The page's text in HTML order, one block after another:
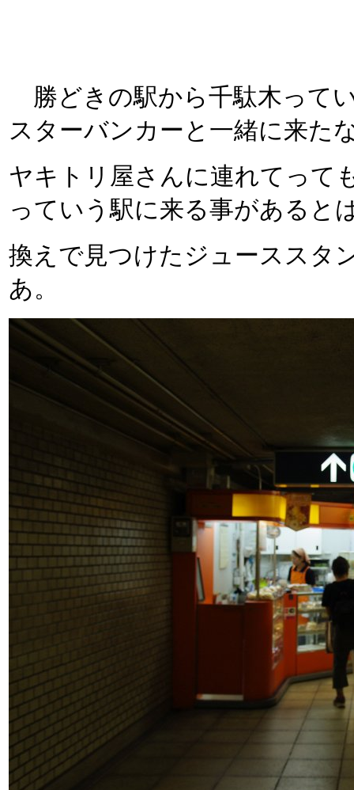
勝どきの駅から千駄木って
スターバンカーと一緒に来た
ヤキトリ屋さんに連れてって
っていう駅に来る事があると
換えで見つけたジューススタ
あ。